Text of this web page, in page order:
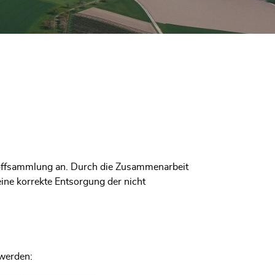
an. Durch die Zusammenarbeit
korrekte Entsorgung der nicht